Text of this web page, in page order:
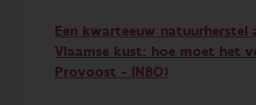
Een kwarteeuw natuurherstel
Vlaamse kust: hoe moet het
Provoost - INBO)